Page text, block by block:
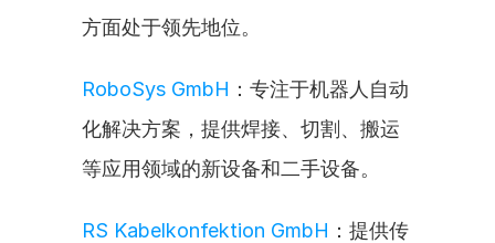
方面处于领先地位。
RoboSys GmbH ：专注于机器人自动
化解决方案，提供焊接、切割、搬运
等应用领域的新设备和二手设备。
RS Kabelkonfektion GmbH ：提供传